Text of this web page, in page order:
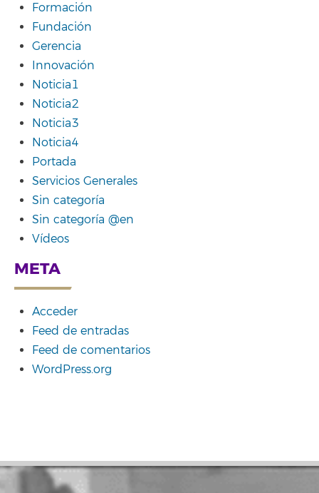
Formación
Fundación
Gerencia
Innovación
Noticia1
Noticia2
Noticia3
Noticia4
Portada
Servicios Generales
Sin categoría
Sin categoría @en
Vídeos
META
Acceder
Feed de entradas
Feed de comentarios
WordPress.org